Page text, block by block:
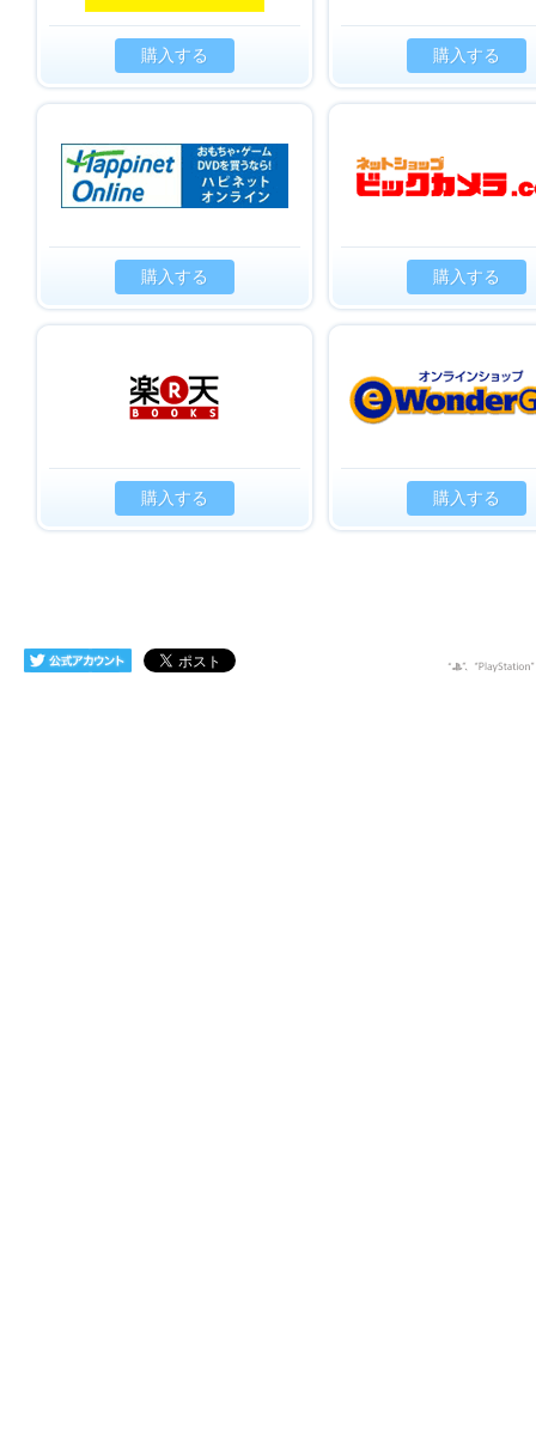
購入する 購入する
購入する 購入する
購入する 購入する